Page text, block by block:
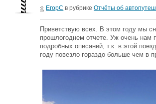
ЕгорС в рубрикеОтчёты об
Приветствую всех. В этом году мы
прошлогоднем отчете. Уж очень нам
подробных описаний, т.к. в этой
году повезло гораздо больше чем в